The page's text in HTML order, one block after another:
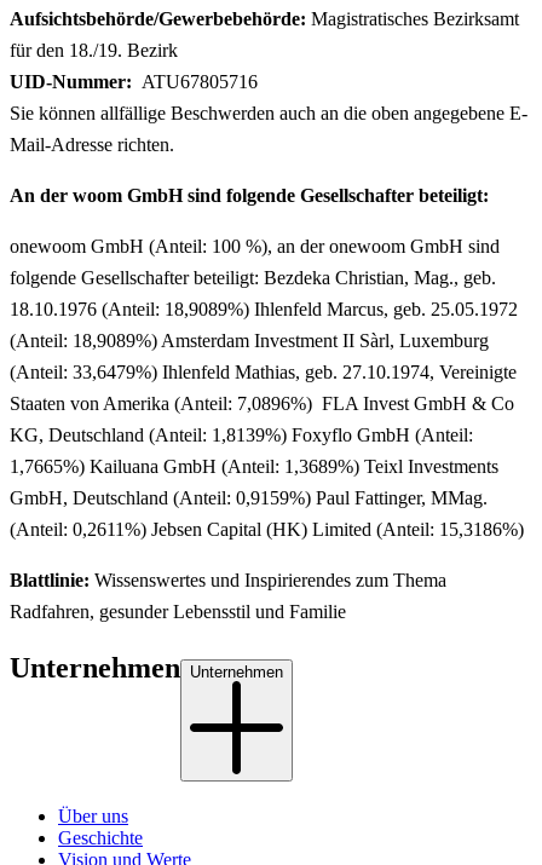
Aufsichtsbehörde/Gewerbebehörde: Magistratisches Bezirksamt
für den 18./19. Bezirk
UID-Nummer: ATU67805716
Sie können allfällige Beschwerden auch an die oben angegebene E-
Mail-Adresse richten.
An der woom GmbH sind folgende Gesellschafter beteiligt:
onewoom GmbH (Anteil: 100 %), an der onewoom GmbH sind
folgende Gesellschafter beteiligt: Bezdeka Christian, Mag., geb.
18.10.1976 (Anteil: 18,9089%) Ihlenfeld Marcus, geb. 25.05.1972
(Anteil: 18,9089%) Amsterdam Investment II Sàrl, Luxemburg
(Anteil: 33,6479%) Ihlenfeld Mathias, geb. 27.10.1974, Vereinigte
Staaten von Amerika (Anteil: 7,0896%) FLA Invest GmbH & Co
KG, Deutschland (Anteil: 1,8139%) Foxyflo GmbH (Anteil:
1,7665%) Kailuana GmbH (Anteil: 1,3689%) Teixl Investments
GmbH, Deutschland (Anteil: 0,9159%) Paul Fattinger, MMag.
(Anteil: 0,2611%) Jebsen Capital (HK) Limited (Anteil: 15,3186%)
Blattlinie: Wissenswertes und Inspirierendes zum Thema
Radfahren, gesunder Lebensstil und Familie
Unternehmen Unternehmen
Über uns
Geschichte
Vision und Werte